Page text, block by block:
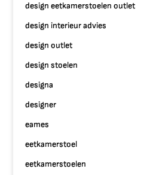
design eetkamerstoelen outlet
design interieur advies
design outlet
design stoelen
designa
designer
eames
eetkamerstoel
eetkamerstoelen